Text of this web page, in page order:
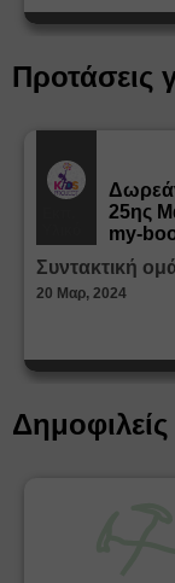
Προτάσεις
25ης
my-
Συντακτική
20 Μαρ, 2024